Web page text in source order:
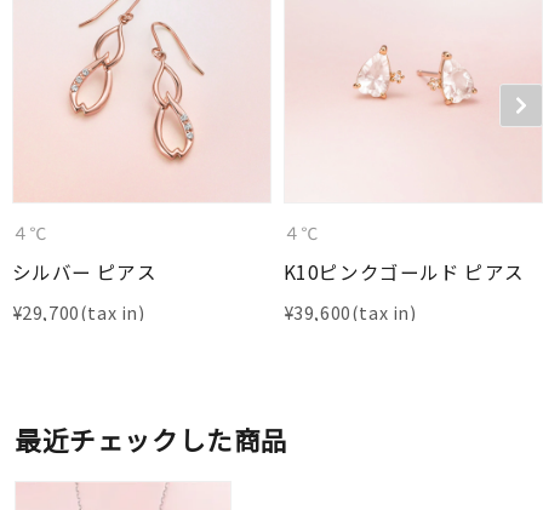
４℃
シルバー ピアス
¥29,700
４℃
K10ピンクゴールド ピアス
¥39,600
最近チェックした商品